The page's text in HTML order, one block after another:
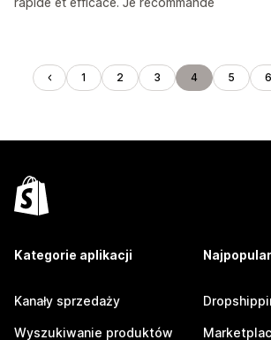
1 2 3 4 5 6
Kategorie aplikacji
Kanały sprzedaży
Wyszukiwanie produktów